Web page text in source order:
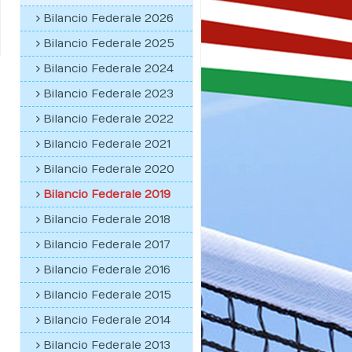
Bilancio Federale 2026
Bilancio Federale 2025
Bilancio Federale 2024
Bilancio Federale 2023
Bilancio Federale 2022
Bilancio Federale 2021
Bilancio Federale 2020
Bilancio Federale 2019
Bilancio Federale 2018
Bilancio Federale 2017
Bilancio Federale 2016
Bilancio Federale 2015
Bilancio Federale 2014
Bilancio Federale 2013